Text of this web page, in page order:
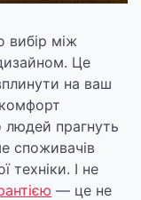
вибір між
Це
на ваш
комфорт
людей прагнуть
споживачів
техніки. І не
— це не